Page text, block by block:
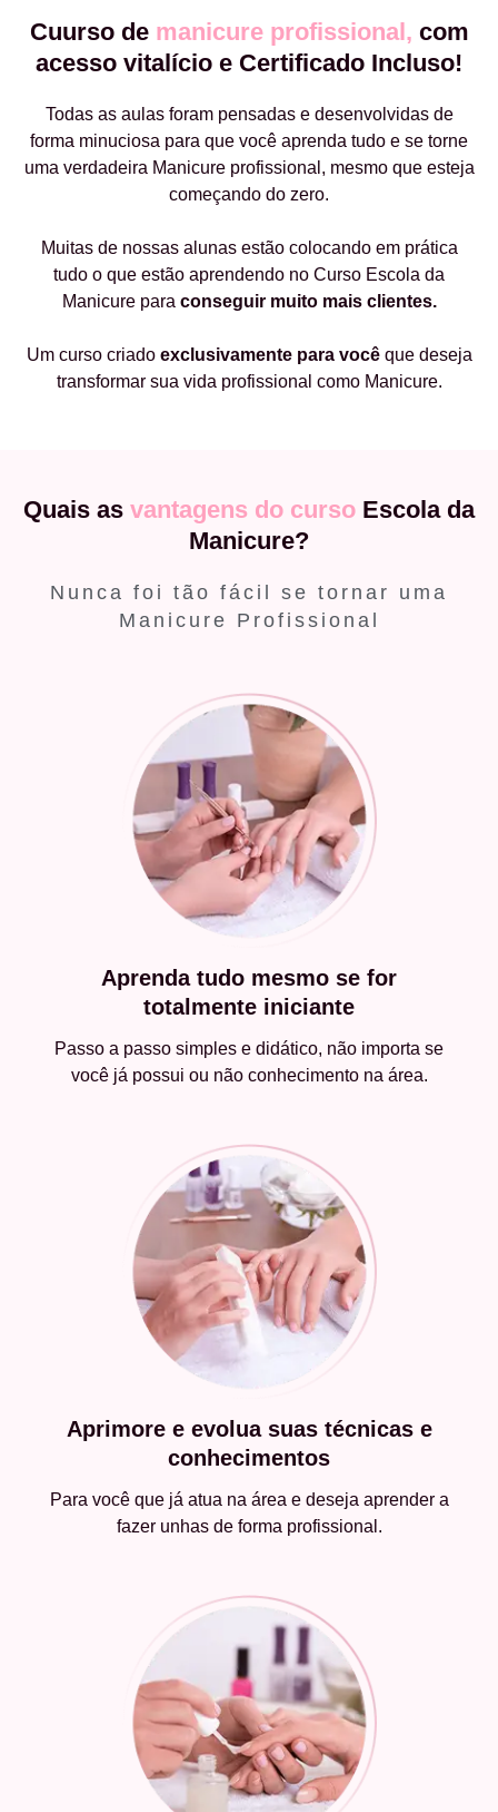
Cuurso de manicure profissional, com
acesso vitalício e Certificado Incluso!
Todas as aulas foram pensadas e desenvolvidas de
forma minuciosa para que você aprenda tudo e se torne
uma verdadeira Manicure profissional, mesmo que esteja
começando do zero.
Muitas de nossas alunas estão colocando em prática
tudo o que estão aprendendo no Curso Escola da
Manicure para conseguir muito mais clientes.
Um curso criado exclusivamente para vocêque deseja
transformar sua vida profissional como Manicure.
Quais as vantagens do curso Escola da
Manicure?
Nunca foi tão fácil se tornar uma
Manicure Profissional
Aprenda tudo mesmo se for
totalmente iniciante
Passo a passo simples e didático, não importa se
você já possui ou não conhecimento na área.
Aprimore e evolua suas técnicas e
conhecimentos
Para você que já atua na área e deseja aprender a
fazer unhas de forma profissional.